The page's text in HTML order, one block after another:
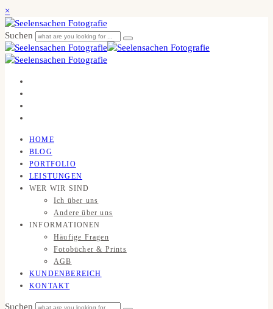
×
Suchen
HOME
BLOG
PORTFOLIO
LEISTUNGEN
WER WIR SIND
Ich über uns
Andere über uns
INFORMATIONEN
Häufige Fragen
Fotobücher & Prints
AGB
KUNDENBEREICH
KONTAKT
Suchen